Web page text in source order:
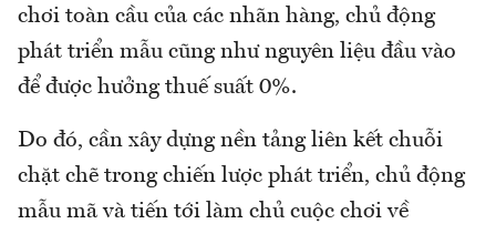
chơi toàn cầu của các nhãn hàng, chủ động
phát triển mẫu cũng như nguyên liệu đầu vào
để được hưởng thuế suất 0%.
Do đó, cần xây dựng nền tảng liên kết chuỗi
chặt chẽ trong chiến lược phát triển, chủ động
mẫu mã và tiến tới làm chủ cuộc chơi về